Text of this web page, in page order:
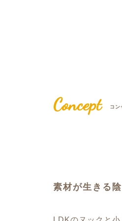
Concept コン
素材が生きる